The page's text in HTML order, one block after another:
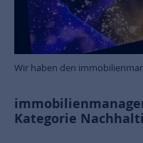
Wir haben den
Kategorie